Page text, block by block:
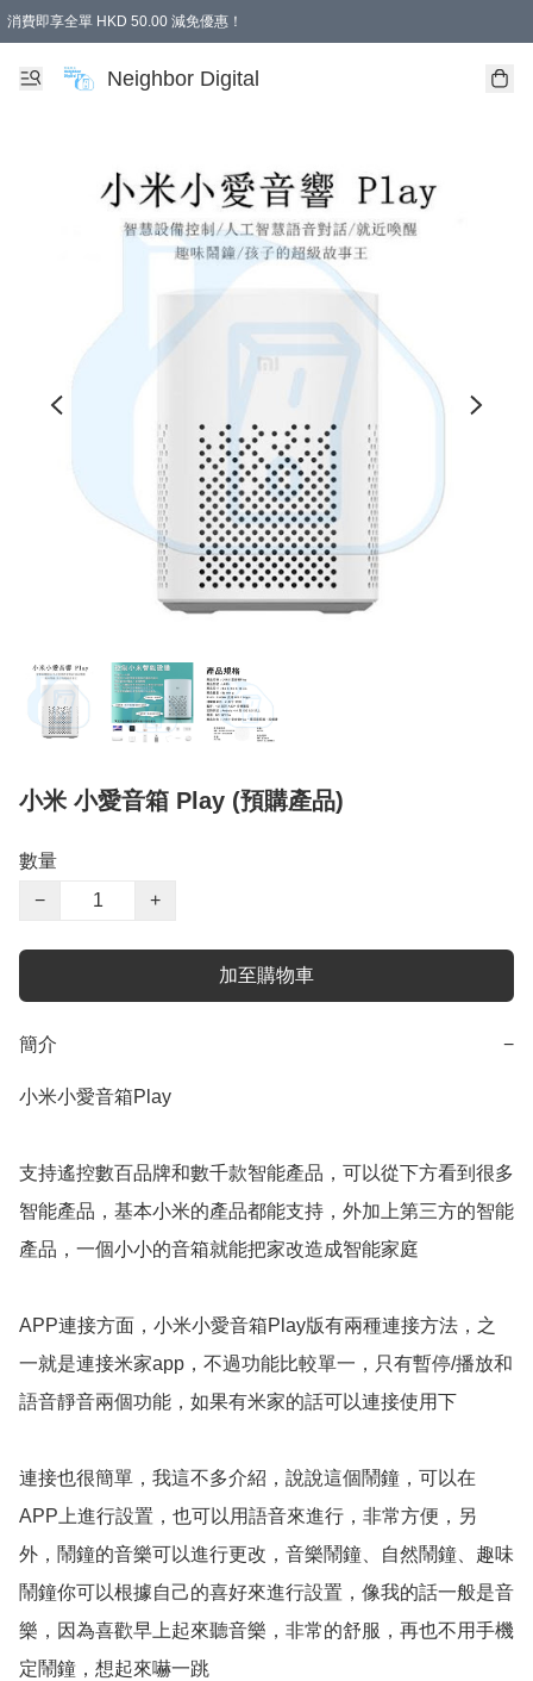
消費即享全單 HKD 50.00 減免優惠！
Neighbor Digital
小米 小愛音箱 Play (預購產品)
數量
−
+
加至購物車
簡介 −
小米小愛音箱Play
支持遙控數百品牌和數千款智能產品，可以從下方看到很多
智能產品，基本小米的產品都能支持，外加上第三方的智能
產品，一個小小的音箱就能把家改造成智能家庭
APP連接方面，小米小愛音箱Play版有兩種連接方法，之
一就是連接米家app，不過功能比較單一，只有暫停/播放和
語音靜音兩個功能，如果有米家的話可以連接使用下
連接也很簡單，我這不多介紹，說說這個鬧鐘，可以在
APP上進行設置，也可以用語音來進行，非常方便，另
外，鬧鐘的音樂可以進行更改，音樂鬧鐘、自然鬧鐘、趣味
鬧鐘你可以根據自己的喜好來進行設置，像我的話一般是音
樂，因為喜歡早上起來聽音樂，非常的舒服，再也不用手機
定鬧鐘，想起來嚇一跳